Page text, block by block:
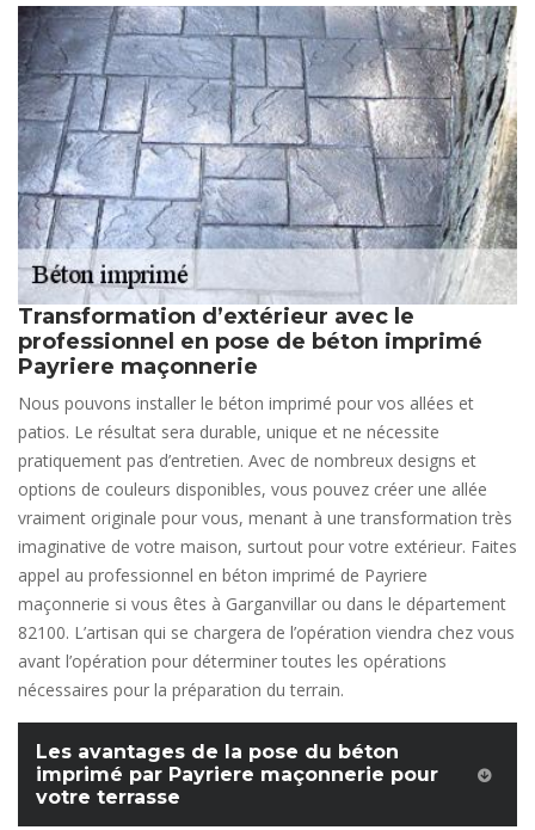
Transformation d’extérieur avec le
professionnel en pose de béton imprimé
Payriere maçonnerie
Nous pouvons installer le béton imprimé pour vos allées et
patios. Le résultat sera durable, unique et ne nécessite
pratiquement pas d’entretien. Avec de nombreux designs et
options de couleurs disponibles, vous pouvez créer une allée
vraiment originale pour vous, menant à une transformation très
imaginative de votre maison, surtout pour votre extérieur. Faites
appel au professionnel en béton imprimé de Payriere
maçonnerie si vous êtes à Garganvillar ou dans le département
82100. L’artisan qui se chargera de l’opération viendra chez vous
avant l’opération pour déterminer toutes les opérations
nécessaires pour la préparation du terrain.
Les avantages de la pose du béton
imprimé par Payriere maçonnerie pour
votre terrasse